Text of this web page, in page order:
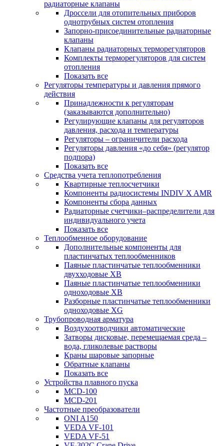
радиаторные клапаны
Дроссели для отопительных приборов
однотрубных систем отопления
Запорно-присоединительные радиаторные
клапаны
Клапаны радиаторных терморегуляторов
Комплекты терморегуляторов для систем
отопления
Показать все
Регуляторы температуры и давления прямого
действия
Принадлежности к регуляторам
(заказываются дополнительно)
Регулирующие клапаны для регуляторов
давления, расхода и температуры
Регуляторы – ограничители расхода
Регуляторы давления «до себя» (регулятор
подпора)
Показать все
Средства учета теплопотребления
Квартирные теплосчетчики
Компоненты радиосистемы INDIV X AMR
Компоненты сбора данных
Радиаторные счетчики–распределители для
индивидуального учета
Показать все
Теплообменное оборудование
Дополнительные компоненты для
пластинчатых теплообменников
Паяные пластинчатые теплообменники
двухходовые XB
Паяные пластинчатые теплообменники
одноходовые ХВ
Разборные пластинчатые теплообменники
одноходовые ХG
Трубопроводная арматура
Воздухоотводчики автоматические
Затворы дисковые, перемещаемая среда –
вода, гликолевые растворы
Краны шаровые запорные
Обратные клапаны
Показать все
Устройства плавного пуска
MCD-100
MCD-201
Частотные преобразователи
ONI A150
VEDA VF-101
VEDA VF-51